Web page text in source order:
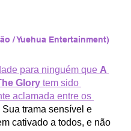
/ Yuehua Entertainment)
para ninguém que A
Glory tem sido
aclamada entre os
Sua trama sensível e
cativado a todos, e não